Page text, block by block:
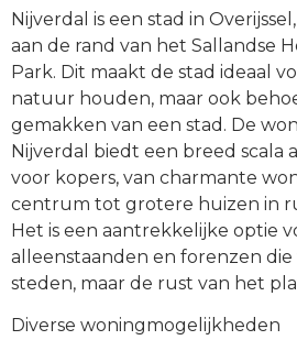
Nijverdal is een stad in
aan de rand van het Sallandse
Park. Dit maakt de stad ideaal
natuur houden, maar ook
gemakken van een stad. De
Nijverdal biedt een breed scala
voor kopers, van charmante
centrum tot grotere huizen in
Het is een aantrekkelijke optie
alleenstaanden en forenzen
steden, maar de rust van het
Diverse woningmogelijkheden